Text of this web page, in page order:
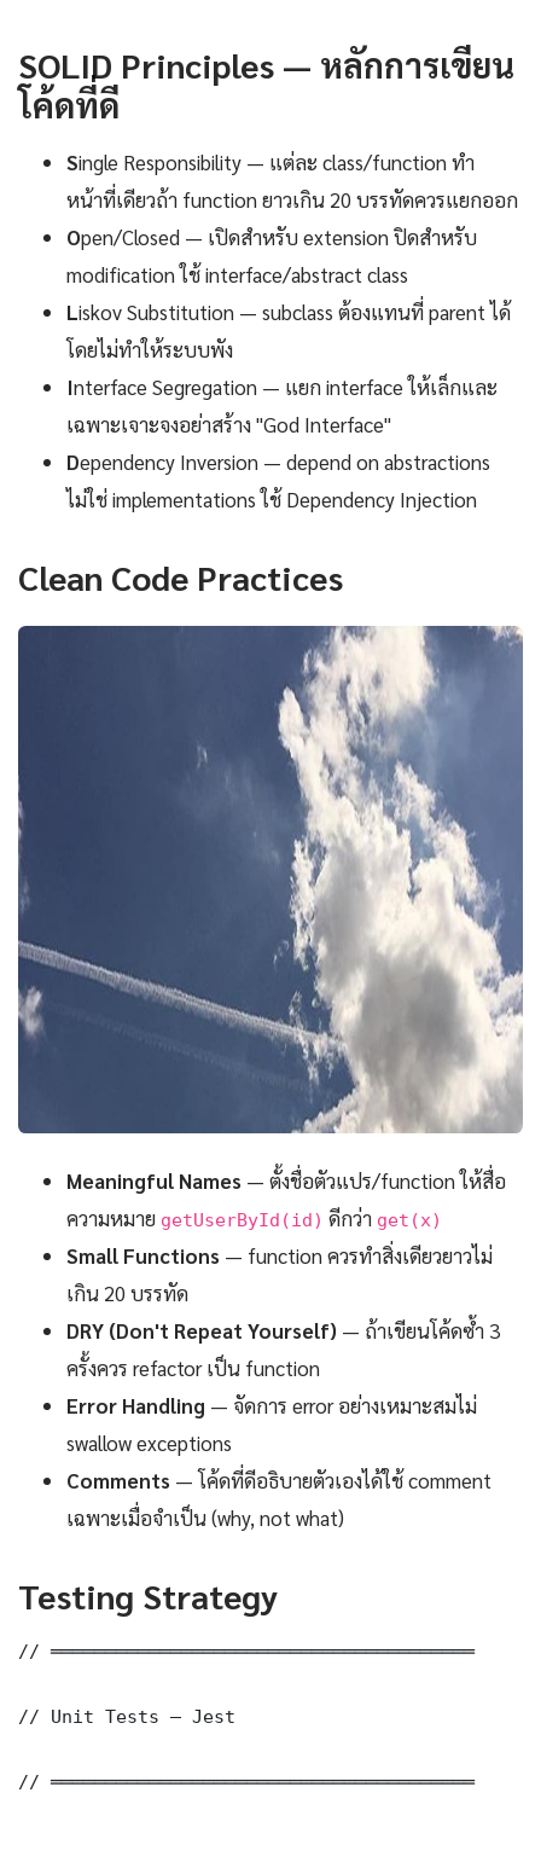
SOLID Principles — หลักการเขียน
โค้ดที่ดี
Single Responsibility — แต่ละ class/function ทำ
หน้าที่เดียวถ้า function ยาวเกิน 20 บรรทัดควรแยกออก
Open/Closed — เปิดสำหรับ extension ปิดสำหรับ
modification ใช้ interface/abstract class
Liskov Substitution — subclass ต้องแทนที่ parent ได้
โดยไม่ทำให้ระบบพัง
Interface Segregation — แยก interface ให้เล็กและ
เฉพาะเจาะจงอย่าสร้าง "God Interface"
Dependency Inversion — depend on abstractions
ไม่ใช่ implementations ใช้ Dependency Injection
Clean Code Practices
Meaningful Names — ตั้งชื่อตัวแปร/function ให้สื่อ
ความหมาย getUserById(id) ดีกว่า get(x)
Small Functions — function ควรทำสิ่งเดียวยาวไม่
เกิน 20 บรรทัด
DRY (Don't Repeat Yourself) — ถ้าเขียนโค้ดซ้ำ 3
ครั้งควร refactor เป็น function
Error Handling — จัดการ error อย่างเหมาะสมไม่
swallow exceptions
Comments — โค้ดที่ดีอธิบายตัวเองได้ใช้ comment
เฉพาะเมื่อจำเป็น (why, not what)
Testing Strategy
// ═══════════════════════════════════════
// Unit Tests — Jest
// ═══════════════════════════════════════